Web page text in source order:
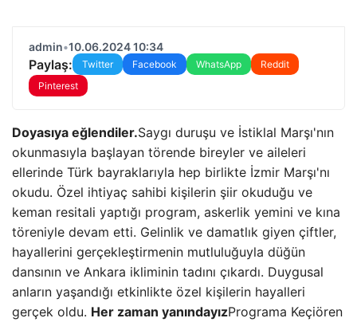
admin•10.06.2024 10:34
Paylaş: Twitter Facebook WhatsApp
Reddit
Pinterest
Doyasıya eğlendiler.Saygı duruşu ve İstiklal Marşı'nın
okunmasıyla başlayan törende bireyler ve aileleri
ellerinde Türk bayraklarıyla hep birlikte İzmir Marşı'nı
okudu. Özel ihtiyaç sahibi kişilerin şiir okuduğu ve
keman resitali yaptığı program, askerlik yemini ve kına
töreniyle devam etti. Gelinlik ve damatlık giyen çiftler,
hayallerini gerçekleştirmenin mutluluğuyla düğün
dansının ve Ankara ikliminin tadını çıkardı. Duygusal
anların yaşandığı etkinlikte özel kişilerin hayalleri
gerçek oldu. Her zaman yanındayızPrograma Keçiören